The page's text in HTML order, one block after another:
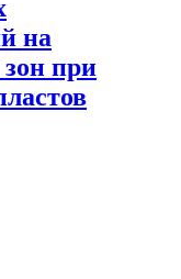
на
при